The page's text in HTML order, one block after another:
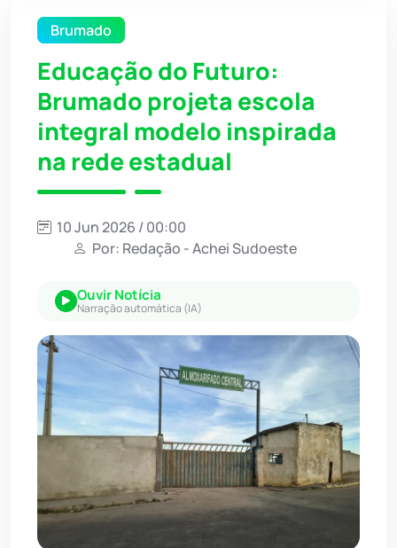
Brumado
Educação do Futuro:
Brumado projeta escola
integral modelo inspirada
na rede estadual
10 Jun 2026 / 00:00
Por: Redação - Achei Sudoeste
Ouvir Notícia
Narração automática (IA)